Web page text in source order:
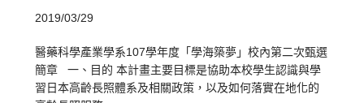
2019/03/29
醫藥科學產業學系107學年度「學海築夢」校內第二次甄選
簡章 一、目的 本計畫主要目標是協助本校學生認識與學
習日本高齡長照體系及相關政策，以及如何落實在地化的